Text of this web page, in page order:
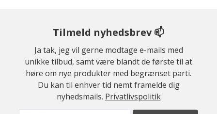
Tilmeld nyhedsbrev 📫
Ja tak, jeg vil gerne modtage e-mails med
unikke tilbud, samt være blandt de første til at
høre om nye produkter med begrænset parti.
Du kan til enhver tid nemt framelde dig
nyhedsmails. Privatlivspolitik